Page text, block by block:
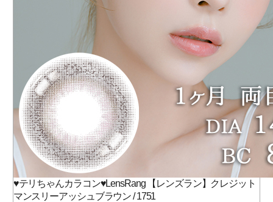
♥テリちゃんカラコン♥LensRang 【レンズラン】クレジット
マンスリーアッシュブラウン / 1751